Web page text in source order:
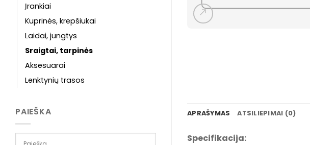
Įrankiai
Kuprinės, krepšiukai
Laidai, jungtys
Sraigtai, tarpinės
Aksesuarai
Lenktynių trasos
PAIEŠKA APRAŠYMAS ATSILIEPIMAI (0)
Specifikacija: